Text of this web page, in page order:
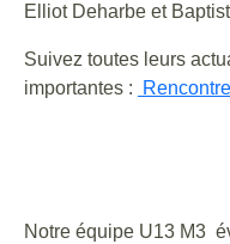
Elliot Deharbe et
Suivez toutes leurs
importantes :
Notre équipe U13 M3